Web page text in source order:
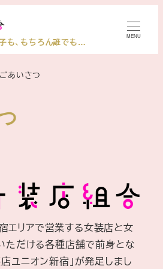
も、もちろん誰でも… MENU
ごあいさつ
エリアで営業する女装店と女
ただける各種店舗で前身とな
ユニオン新宿」が発足しまし